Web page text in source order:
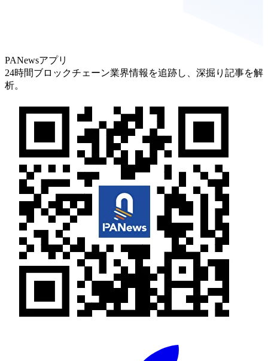
PANewsアプリ
24時間ブロックチェーン業界情報を追跡し、深掘り記事を解
析。